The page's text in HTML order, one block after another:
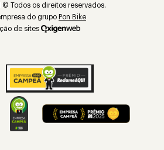
© Todos os direitos reservados.
do grupo Pon Bike
de sites